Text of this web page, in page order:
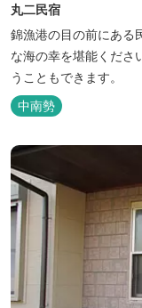
丸二民宿
錦漁港の目の前にある
な海の幸を堪能くださ
うこともできます。
中南勢